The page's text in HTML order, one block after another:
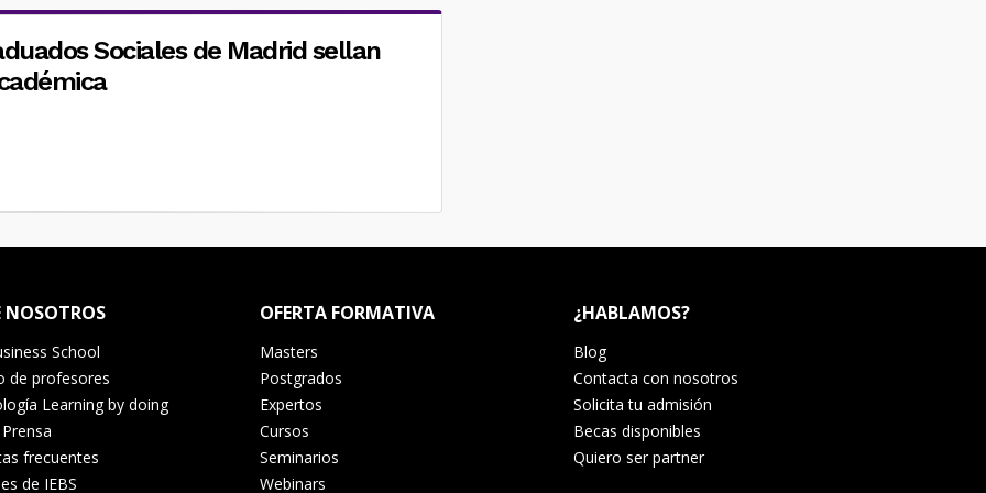
Sociales de Madrid sellan
NOSOTROS
School
de profesores
Learning by doing
frecuentes
de IEBS
OFERTA FORMATIVA
Masters
Postgrados
Expertos
Cursos
Seminarios
Webinars
¿HABLAMOS?
Blog
Contacta con nosotros
Solicita tu admisión
Becas disponibles
Quiero ser partner